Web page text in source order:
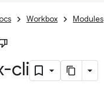
Workbox Modules
cli